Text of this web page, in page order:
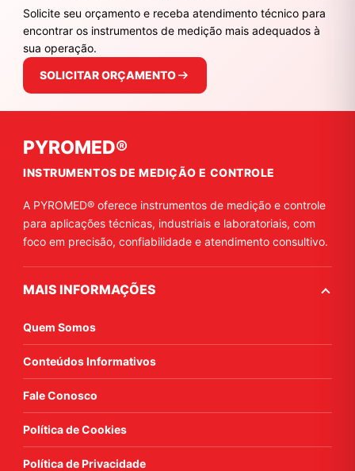
Solicite seu orçamento e receba atendimento técnico para
encontrar os instrumentos de medição mais adequados à
sua operação.
SOLICITAR ORÇAMENTO
PYROMED®
INSTRUMENTOS DE MEDIÇÃO E CONTROLE
A PYROMED® oferece instrumentos de medição e controle
para aplicações técnicas, industriais e laboratoriais, com
foco em precisão, confiabilidade e atendimento consultivo.
MAIS INFORMAÇÕES
Quem Somos
Conteúdos Informativos
Fale Conosco
Política de Cookies
Política de Privacidade